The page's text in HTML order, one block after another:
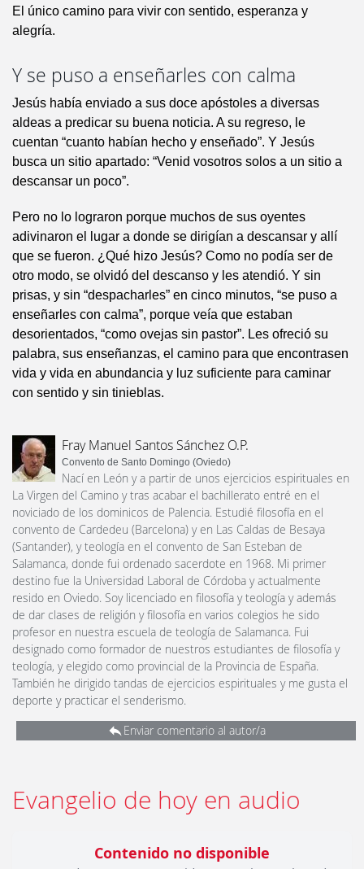
El único camino para vivir con sentido, esperanza y
alegría.
Y se puso a enseñarles con calma
Jesús había enviado a sus doce apóstoles a diversas
aldeas a predicar su buena noticia. A su regreso, le
cuentan “cuanto habían hecho y enseñado”. Y Jesús
busca un sitio apartado: “Venid vosotros solos a un sitio a
descansar un poco”.
Pero no lo lograron porque muchos de sus oyentes
adivinaron el lugar a donde se dirigían a descansar y allí
que se fueron. ¿Qué hizo Jesús? Como no podía ser de
otro modo, se olvidó del descanso y les atendió. Y sin
prisas, y sin “despacharles” en cinco minutos, “se puso a
enseñarles con calma”, porque veía que estaban
desorientados, “como ovejas sin pastor”. Les ofreció su
palabra, sus enseñanzas, el camino para que encontrasen
vida y vida en abundancia y luz suficiente para caminar
con sentido y sin tinieblas.
Fray Manuel Santos Sánchez O.P.
Convento de Santo Domingo (Oviedo)
Nací en León y a partir de unos ejercicios espirituales en
La Virgen del Camino y tras acabar el bachillerato entré en el
noviciado de los dominicos de Palencia. Estudié filosofía en el
convento de Cardedeu (Barcelona) y en Las Caldas de Besaya
(Santander), y teología en el convento de San Esteban de
Salamanca, donde fui ordenado sacerdote en 1968. Mi primer
destino fue la Universidad Laboral de Córdoba y actualmente
resido en Oviedo. Soy licenciado en filosofía y teología y además
de dar clases de religión y filosofía en varios colegios he sido
profesor en nuestra escuela de teología de Salamanca. Fui
designado como formador de nuestros estudiantes de filosofía y
teología, y elegido como provincial de la Provincia de España.
También he dirigido tandas de ejercicios espirituales y me gusta el
deporte y practicar el senderismo.
Enviar comentario al autor/a
Evangelio de hoy en audio
Contenido no disponible